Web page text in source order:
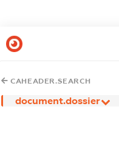
CAHEADER.SEARCH
document.dossier